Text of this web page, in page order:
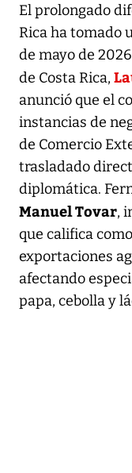
El prolongado
Rica ha tomado
de mayo de
de Costa Rica,
anunció que el
instancias de
de Comercio
trasladado
diplomática.
Manuel Tovar,
que califica
exportaciones
afectando
papa, cebolla y